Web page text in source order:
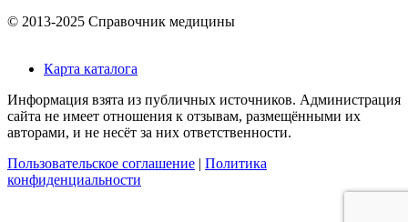
© 2013-2025 Справочник медицины
Карта каталога
Информация взята из публичных источников. Администрация
сайта не имеет отношения к отзывам, размещёнными их
авторами, и не несёт за них ответственности.
Пользовательское соглашение
Политика
конфиденциальности